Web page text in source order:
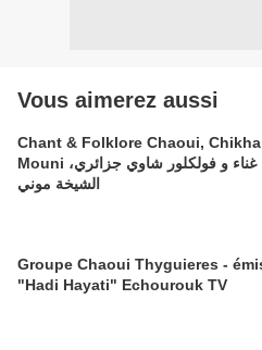
Vous aimerez aussi
Chant & Folklore Chaoui, Chikha
Mouni غناء و فولكلور شاوي جزائري،
الشيخة موني
Groupe Chaoui Thyguieres - émission
"Hadi Hayati" Echourouk TV